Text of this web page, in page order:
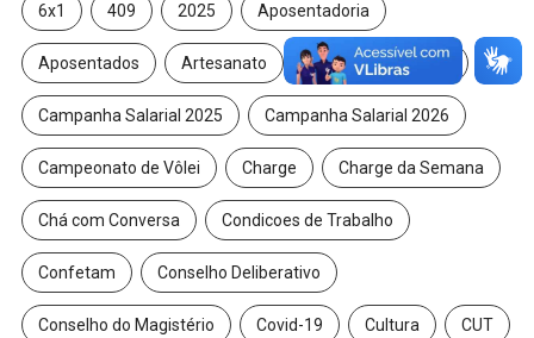
6x1 409 2025 Aposentadoria
Aposentados Artesanato Campanha Salarial
Campanha Salarial 2025 Campanha Salarial 2026
Campeonato de Vôlei Charge Charge da Semana
Chá com Conversa Condicoes de Trabalho
Confetam Conselho Deliberativo
Conselho do Magistério Covid-19 Cultura CUT